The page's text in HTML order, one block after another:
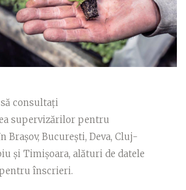
consultați
supervizărilor pentru
Brașov, București, Deva, Cluj-
și Timișoara, alături de datele
înscrieri.